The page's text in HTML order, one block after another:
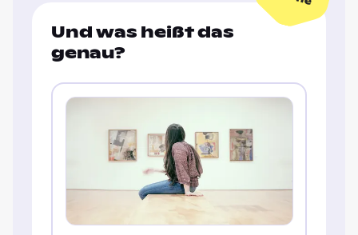
Und was heißt das
genau?